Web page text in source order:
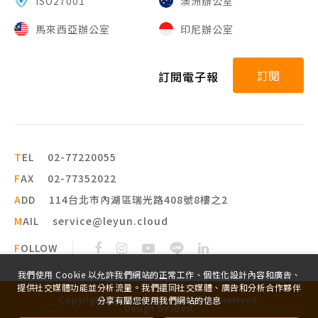
馬來西亞辦公室
印尼辦公室
訂閱電子報 訂閱
TEL
02-77220055
FAX
02-77352022
ADD
114台北市內湖區瑞光路408號8樓之2
MAIL
service@leyun.cloud
FOLLOW
Copyright © 2026 leyun All Rights Reserved.
Design by iBest
我們使用 Cookie 以允許我們網站的正常工作、個性化設計內容和廣告、
提供社交媒體功能並分析流量。我們還同社交媒體、廣告和分析合作夥伴
分享有關您使用我們網站的信息